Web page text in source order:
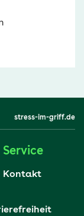
stress-im-griff.de
Service
Kontakt